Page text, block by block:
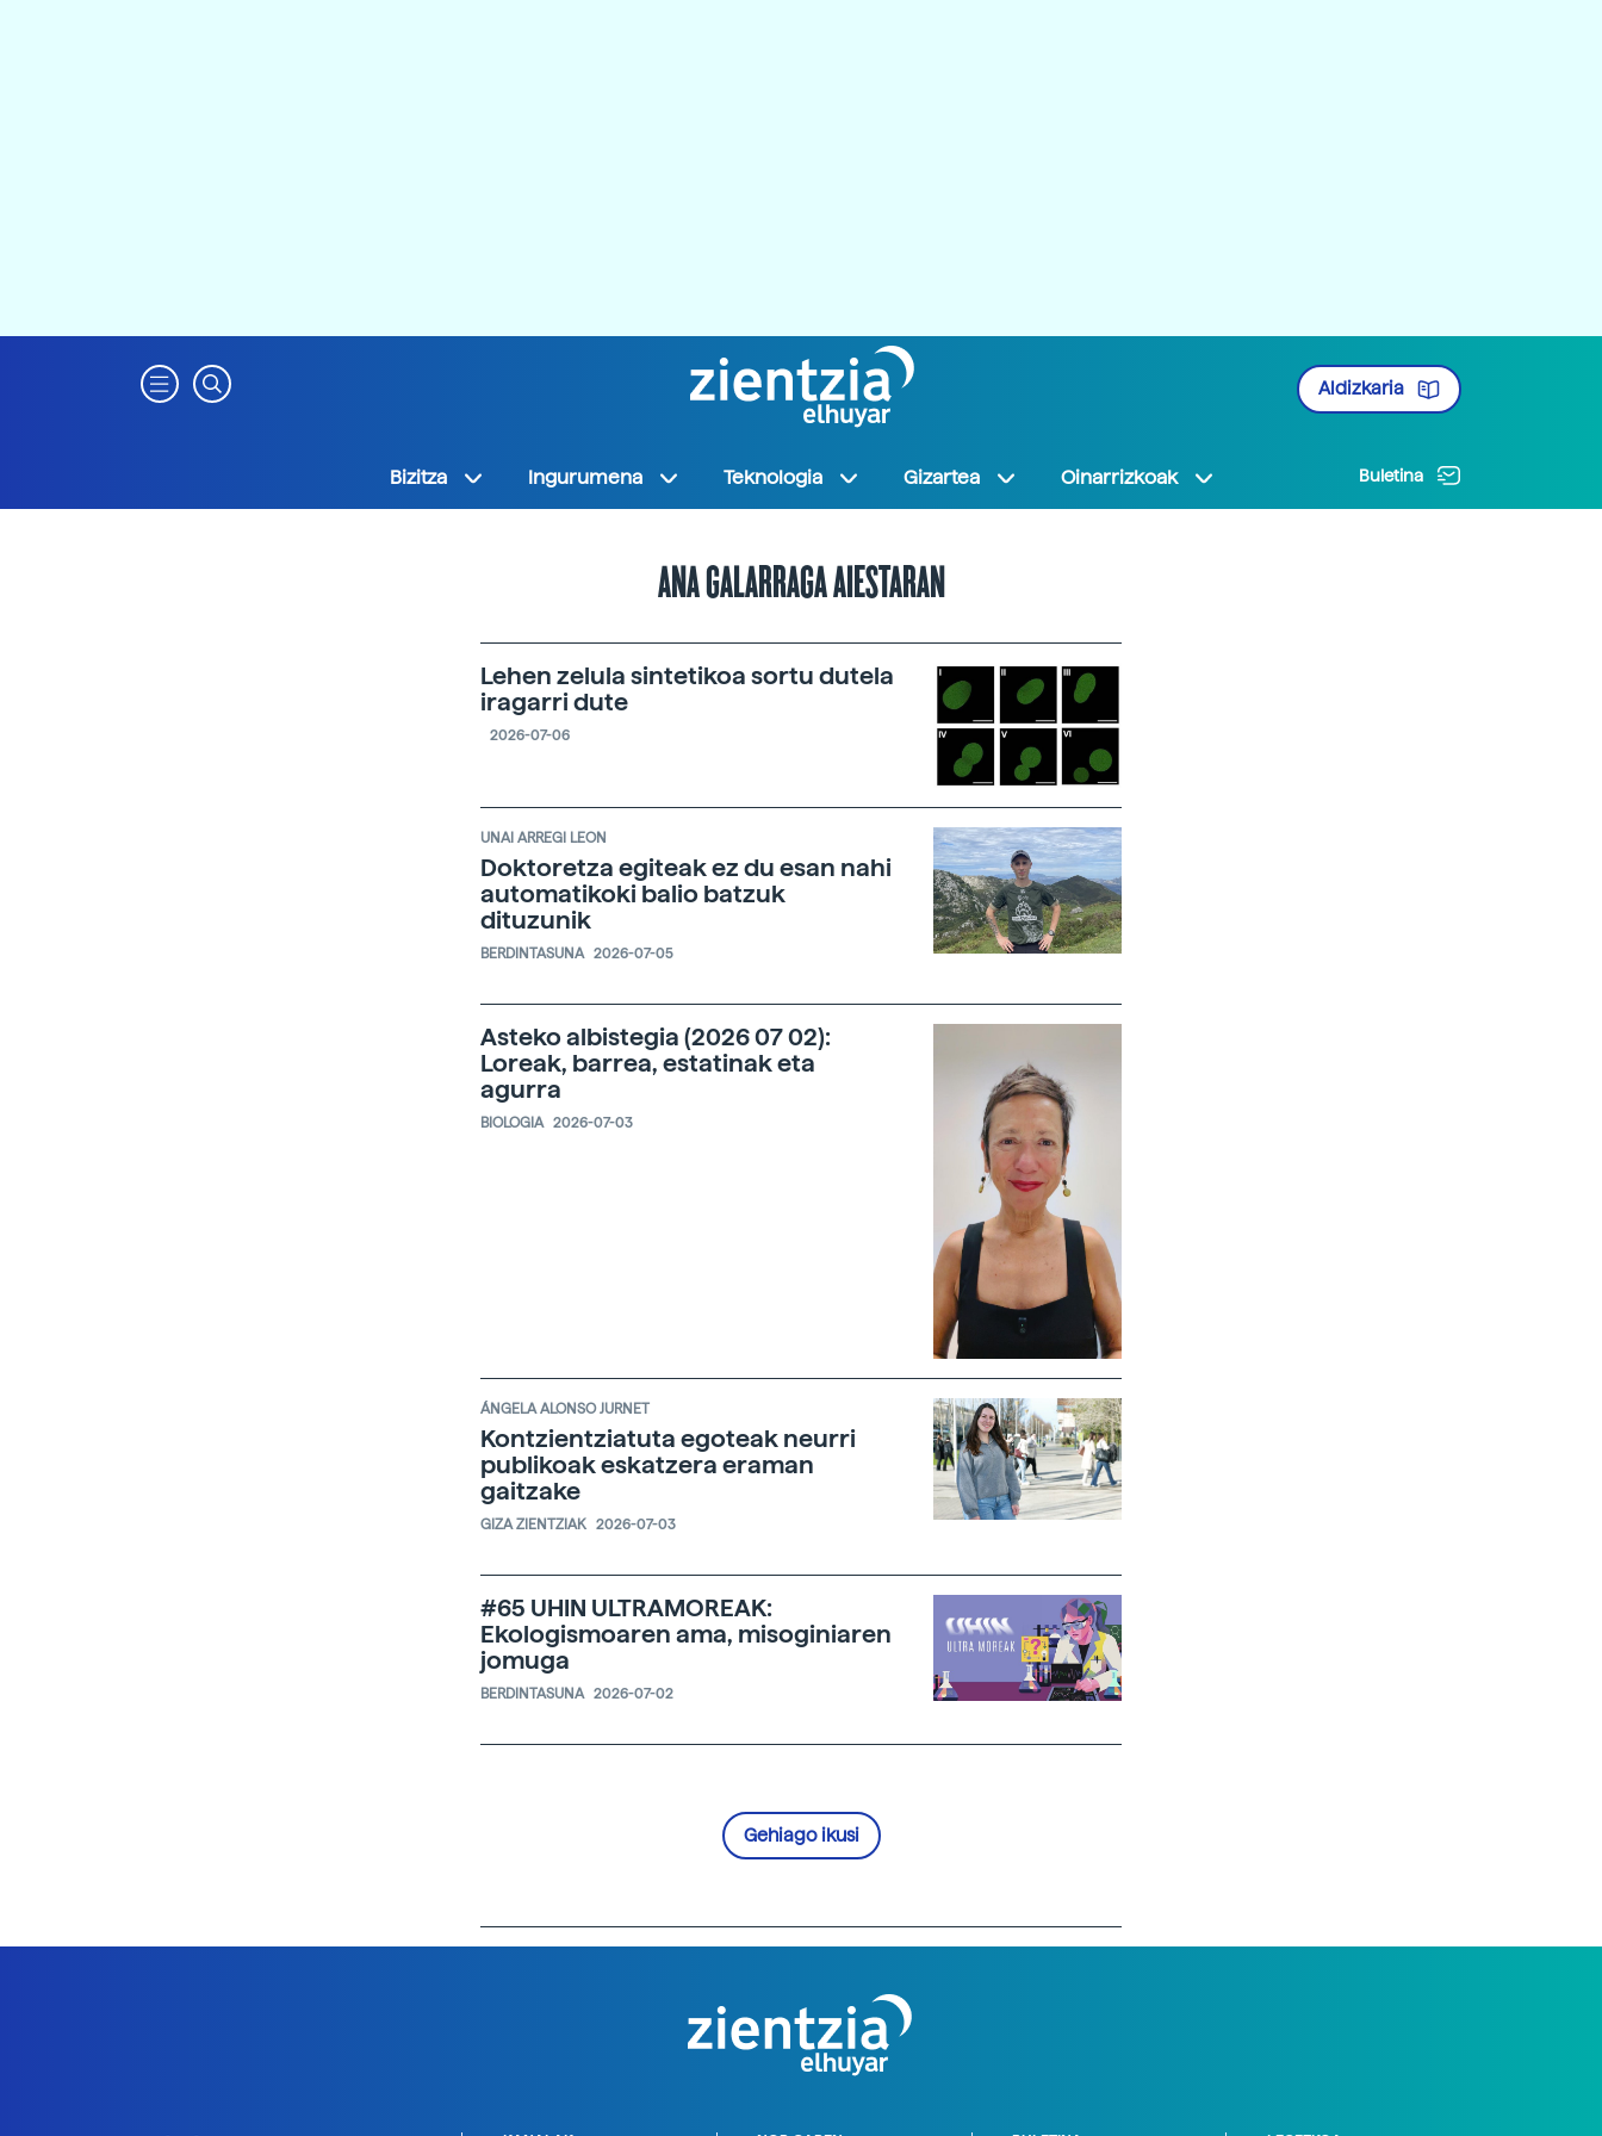
Aldizkaria
Bizitza Ingurumena Teknologia Gizartea Oinarrizkoak Buletina
ANA GALARRAGA AIESTARAN
Lehen zelula sintetikoa sortu dutela
iragarri dute
2026-07-06
UNAI ARREGI LEON
Doktoretza egiteak ez du esan nahi
automatikoki balio batzuk
dituzunik
BERDINTASUNA 2026-07-05
Asteko albistegia (2026 07 02):
Loreak, barrea, estatinak eta
agurra
BIOLOGIA 2026-07-03
ÁNGELA ALONSO JURNET
Kontzientziatuta egoteak neurri
publikoak eskatzera eraman
gaitzake
GIZA ZIENTZIAK 2026-07-03
#65 UHIN ULTRAMOREAK:
Ekologismoaren ama, misoginiaren
jomuga
BERDINTASUNA 2026-07-02
Gehiago ikusi